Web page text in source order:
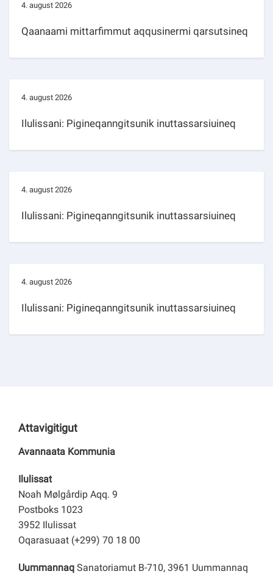
4. august 2026
Qaanaami mittarfimmut aqqusinermi qarsutsineq
4. august 2026
Ilulissani: Pigineqanngitsunik inuttassarsiuineq
4. august 2026
Ilulissani: Pigineqanngitsunik inuttassarsiuineq
4. august 2026
Ilulissani: Pigineqanngitsunik inuttassarsiuineq
Attavigitigut
Avannaata Kommunia
Ilulissat
Noah Mølgårdip Aqq. 9
Postboks 1023
3952 Ilulissat
Oqarasuaat (+299) 70 18 00
Uummannaq Sanatoriamut B-710, 3961 Uummannaq